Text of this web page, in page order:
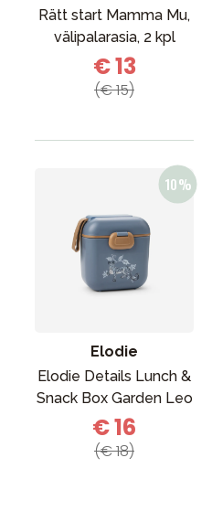
Rätt start Mamma Mu,
välipalarasia, 2 kpl
€ 13
(€ 15)
Elodie
Elodie Details Lunch &
Snack Box Garden Leo
€ 16
(€ 18)